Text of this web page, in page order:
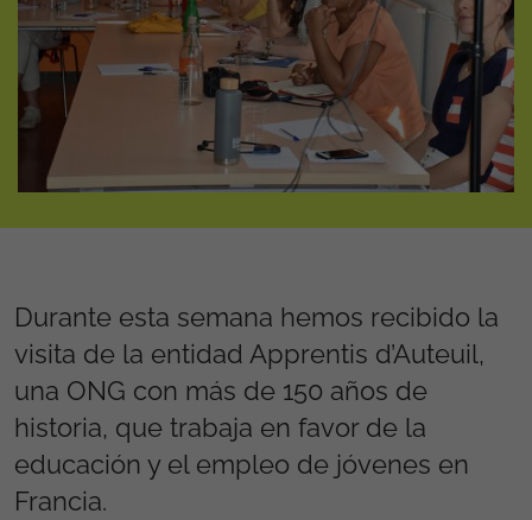
Durante esta semana hemos recibido la
visita de la entidad Apprentis d’Auteuil,
una ONG con más de 150 años de
historia, que trabaja en favor de la
educación y el empleo de jóvenes en
Francia.